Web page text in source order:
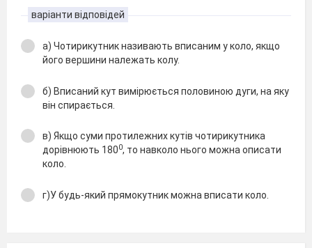
варіанти відповідей
а) Чотирикутник називають вписаним у коло, якщо
його вершини належать колу.
б) Вписаний кут вимірюється половиною дуги, на яку
він спирається.
в) Якщо суми протилежних кутів чотирикутника
дорівнюють 1800, то навколо нього можна описати
коло.
г)У будь-який прямокутник можна вписати коло.